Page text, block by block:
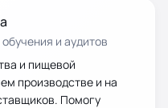
и аудитов
и пищевой
производстве и на
Помогу